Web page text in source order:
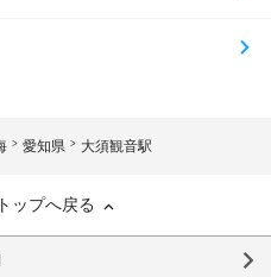
愛知県 大須観音駅
ップへ戻る